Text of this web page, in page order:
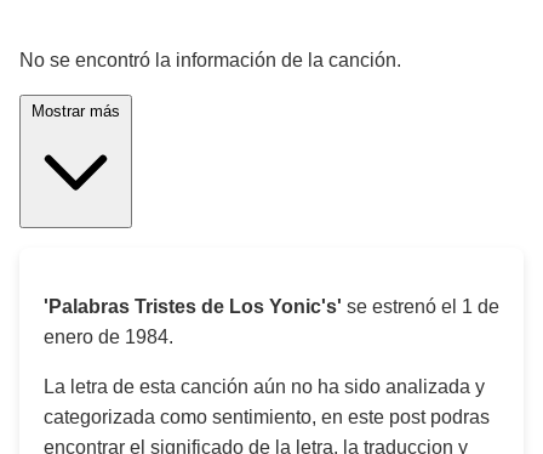
No se encontró la información de la canción.
'Palabras Tristes de Los Yonic's' se estrenó el 1 de
enero de 1984.
La letra de esta canción aún no ha sido analizada y
categorizada como sentimiento, en este post podras
encontrar el significado de la letra, la traduccion y